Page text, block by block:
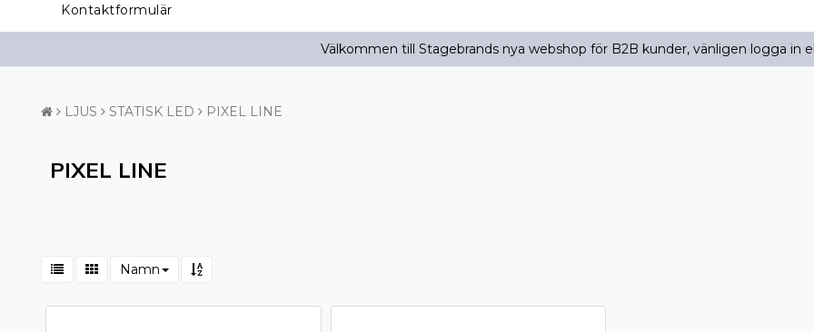
Kontaktformulär
Välkommen till Stagebrands nya webshop för B2B kunder, vänligen logga in
LJUS STATISK LED PIXEL LINE
PIXEL LINE
Namn